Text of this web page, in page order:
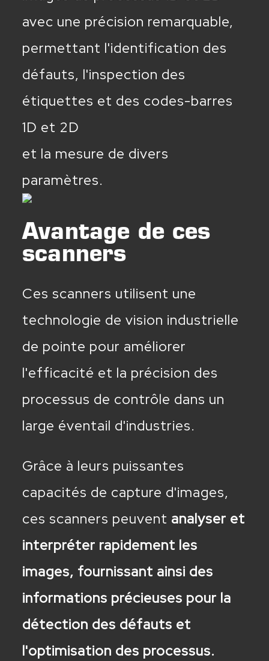
avec une précision remarquable,
permettant l'identification des
défauts, l'inspection des
étiquettes et des codes-barres
1D et 2D
et la mesure de divers
paramètres.
Avantage de ces
scanners
Ces scanners utilisent une
technologie de vision industrielle
de pointe pour améliorer
l'efficacité et la précision des
processus de contrôle dans un
large éventail d'industries.
Grâce à leurs puissantes
capacités de capture d'images,
ces scanners peuvent analyser et
interpréter rapidement les
images, fournissant ainsi des
informations précieuses pour la
détection des défauts et
l'optimisation des processus.